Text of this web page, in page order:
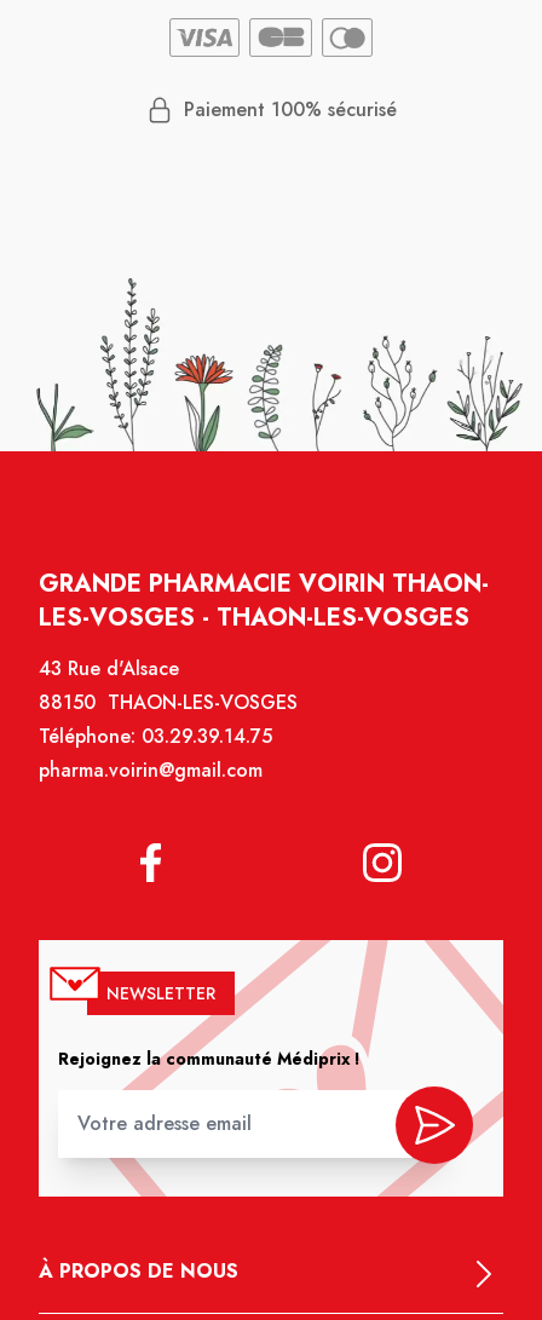
Paiement 100% sécurisé
GRANDE PHARMACIE VOIRIN THAON-
LES-VOSGES - THAON-LES-VOSGES
43 Rue d'Alsace
88150 THAON-LES-VOSGES
Téléphone: 03.29.39.14.75
pharma.voirin@gmail.com
NEWSLETTER
Rejoignez la communauté Médiprix !
À PROPOS DE NOUS